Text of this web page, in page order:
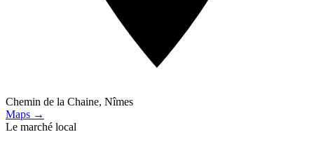
Chemin de la Chaine, Nîmes
Maps →
Le marché local